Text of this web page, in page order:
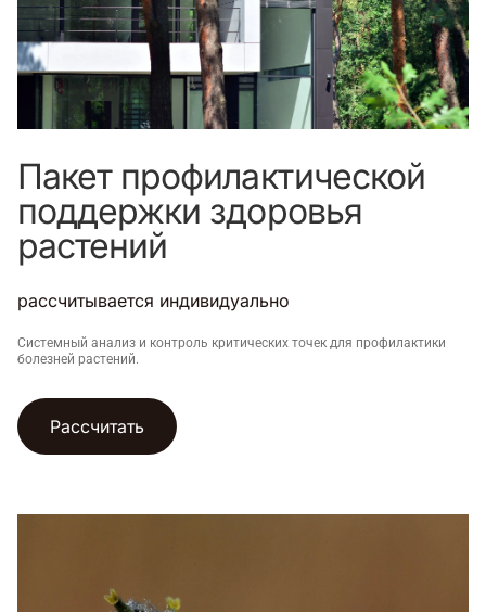
Пакет профилактической
поддержки здоровья
растений
рассчитывается индивидуально
Системный анализ и контроль критических точек для профилактики
болезней растений.
Рассчитать